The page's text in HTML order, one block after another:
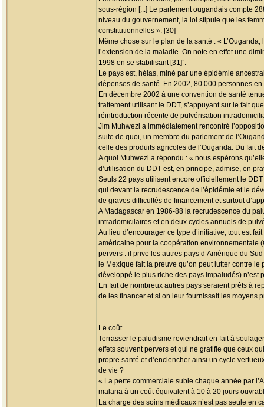
sous-région [...] Le parlement ougandais compte
niveau du gouvernement, la loi stipule que les
constitutionnelles ». [30]
Même chose sur le plan de la santé : «
l’extension de la maladie. On note en effet une
1998 en se stabilisant [31]”.
Le pays est, hélas, miné par une épidémie
dépenses de santé. En 2002, 80.000 personnes
En décembre 2002 à une convention de santé
traitement utilisant le DDT, s’appuyant sur le fait
réintroduction récente de pulvérisation
Jim Muhwezi a immédiatement rencontré
suite de quoi, un membre du parlement de
celle des produits agricoles de l’Ouganda. Du fait
A quoi Muhwezi a répondu : « nous espérons
d’utilisation du DDT est, en principe, admise, en
Seuls 22 pays utilisent encore officiellement le
qui devant la recrudescence de l’épidémie et le
de graves difficultés de financement et surtout
A Madagascar en 1986-88 la recrudescence du
intradomicilaires et en deux cycles annuels de
Au lieu d’encourager ce type d’initiative, tout est
américaine pour la coopération environnementale
pervers : il prive les autres pays d’Amérique du
le Mexique fait la preuve qu’on peut lutter contre
développé le plus riche des pays impaludés) n’est
En fait de nombreux autres pays seraient prêts à
de les financer et si on leur fournissait les moyens
Le coût
Terrasser le paludisme reviendrait en fait à
effets souvent pervers et qui ne gratifie que ceux
propre santé et d’enclencher ainsi un cycle
de vie ?
« La perte commerciale subie chaque année par
malaria à un coût équivalent à 10 à 20 jours
La charge des soins médicaux n’est pas seule en